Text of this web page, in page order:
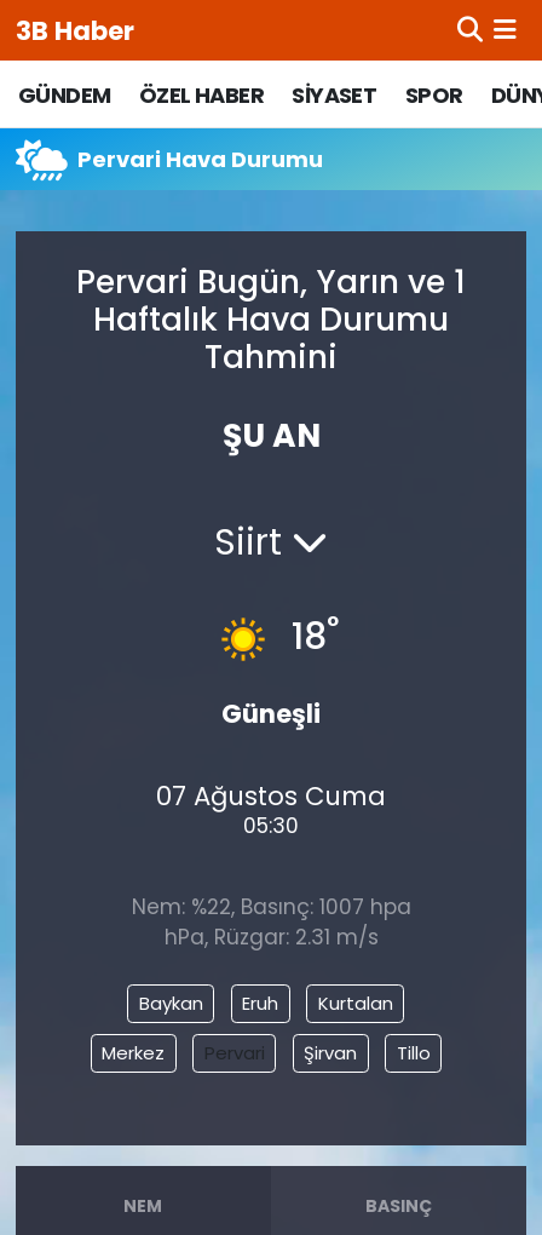
3B Haber
GÜNDEM ÖZEL HABER SİYASET SPOR
Pervari Hava Durumu
Pervari Bugün, Yarın ve 1
Haftalık Hava Durumu
Tahmini
ŞU AN
Siirt
18°
Güneşli
07 Ağustos Cuma
05:30
Nem: %22, Basınç: 1007 hpa
hPa, Rüzgar: 2.31 m/s
Baykan Eruh
Kurtalan
Merkez
Pervari Şirvan Tillo
NEM BASINÇ
Beypazarı Hava Durumu
Beypazarı Trafik Yoğunluk Haritası
Tüm Manşetler
Son Dakika Haberleri